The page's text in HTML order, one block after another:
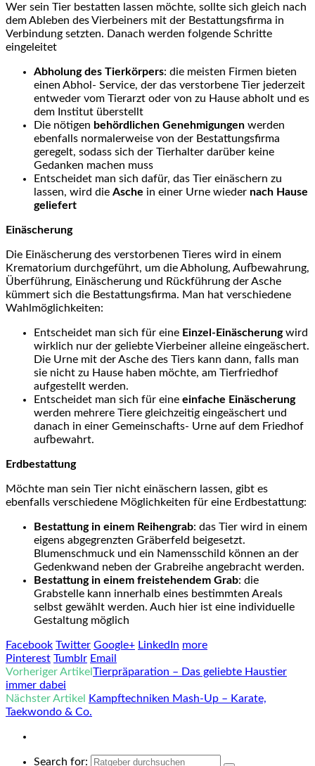
Wer sein Tier bestatten lassen möchte, sollte sich gleich nach
dem Ableben des Vierbeiners mit der Bestattungsfirma in
Verbindung setzten. Danach werden folgende Schritte
eingeleitet
Abholung des Tierkörpers: die meisten Firmen bieten
einen Abhol- Service, der das verstorbene Tier jederzeit
entweder vom Tierarzt oder von zu Hause abholt und es
dem Institut überstellt
Die nötigen behördlichen Genehmigungen werden
ebenfalls normalerweise von der Bestattungsfirma
geregelt, sodass sich der Tierhalter darüber keine
Gedanken machen muss
Entscheidet man sich dafür, das Tier einäschern zu
lassen, wird die Asche in einer Urne wieder nach Hause
geliefert
Einäscherung
Die Einäscherung des verstorbenen Tieres wird in einem
Krematorium durchgeführt, um die Abholung, Aufbewahrung,
Überführung, Einäscherung und Rückführung der Asche
kümmert sich die Bestattungsfirma. Man hat verschiedene
Wahlmöglichkeiten:
Entscheidet man sich für eine Einzel-Einäscherungwird
wirklich nur der geliebte Vierbeiner alleine eingeäschert.
Die Urne mit der Asche des Tiers kann dann, falls man
sie nicht zu Hause haben möchte, am Tierfriedhof
aufgestellt werden.
Entscheidet man sich für eine einfache Einäscherung
werden mehrere Tiere gleichzeitig eingeäschert und
danach in einer Gemeinschafts- Urne auf dem Friedhof
aufbewahrt.
Erdbestattung
Möchte man sein Tier nicht einäschern lassen, gibt es
ebenfalls verschiedene Möglichkeiten für eine Erdbestattung:
Bestattung in einem Reihengrab: das Tier wird in einem
eigens abgegrenzten Gräberfeld beigesetzt.
Blumenschmuck und ein Namensschild können an der
Gedenkwand neben der Grabreihe angebracht werden.
Bestattung in einem freistehendem Grab: die
Grabstelle kann innerhalb eines bestimmten Areals
selbst gewählt werden. Auch hier ist eine individuelle
Gestaltung möglich
Facebook Twitter Google+ LinkedIn more
Pinterest Tumblr Email
Vorheriger Artikel Tierpräparation – Das geliebte Haustier
immer dabei
Nächster Artikel
Kampftechniken Mash-Up – Karate,
Taekwondo & Co.
Search for: